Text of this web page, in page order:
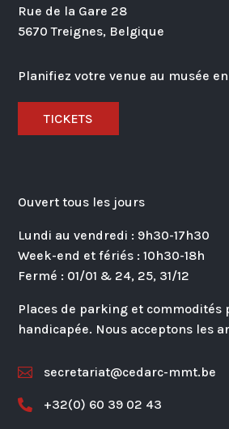
Rue de la Gare 28
5670 Treignes, Belgique
Planifiez votre venue au musée
TICKETS
Ouvert tous les jours
Lundi au vendredi : 9h30-17h30
Week-end et fériés : 10h30-18h
Fermé : 01/01 & 24, 25, 31/12
Places de parking et commodités
handicapée. Nous acceptons les
 secretariat@cedarc-mmt.be
 +32(0) 60 39 02 43